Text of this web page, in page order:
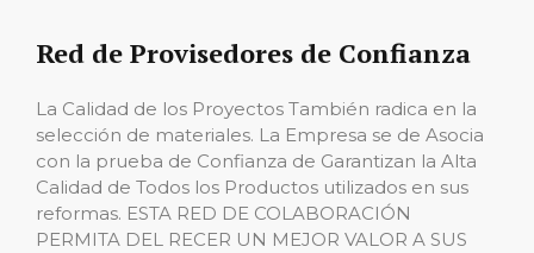
Red de Provisedores de Confianza
La Calidad de los Proyectos También radica en la
selección de materiales. La Empresa se de Asocia
con la prueba de Confianza de Garantizan la Alta
Calidad de Todos los Productos utilizados en sus
reformas. ESTA RED DE COLABORACIÓN
PERMITA DEL RECER UN MEJOR VALOR A SUS